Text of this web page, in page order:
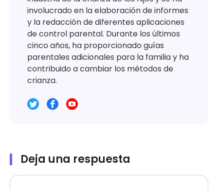
involucrado en la elaboración de informes
y la redacción de diferentes aplicaciones
de control parental. Durante los últimos
cinco años, ha proporcionado guías
parentales adicionales para la familia y ha
contribuido a cambiar los métodos de
crianza.
Deja una respuesta